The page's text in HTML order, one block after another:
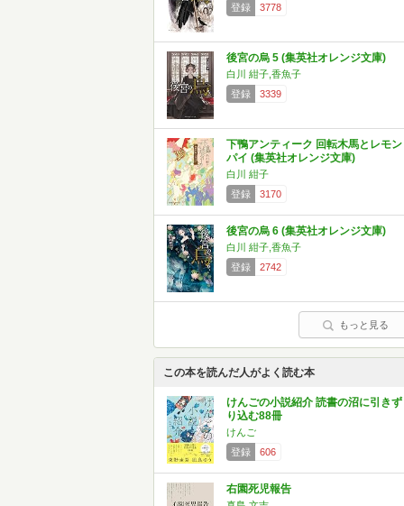
登録
3778
後宮の烏 5 (集英社オレンジ文庫)
白川 紺子,香魚子
登録
3339
下鴨アンティーク 回転木馬とレモン
パイ (集英社オレンジ文庫)
白川 紺子
登録
3170
後宮の烏 6 (集英社オレンジ文庫)
白川 紺子,香魚子
登録
2742
もっと見る
この本を読んだ人がよく読む本
けんごの小説紹介 読書の沼に引きず
り込む88冊
けんご
登録
606
右園死児報告